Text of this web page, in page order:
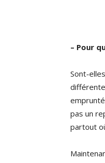
– Pour
Sont-
pas un
partout